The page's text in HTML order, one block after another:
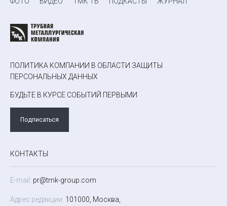
ПОЛИТИКА КОМПАНИИ В ОБЛАСТИ ЗАЩИТЫ
ПЕРСОНАЛЬНЫХ ДАННЫХ
БУДЬТЕ В КУРСЕ СОБЫТИЙ ПЕРВЫМИ
Подписаться
КОНТАКТЫ
E-mail: pr@tmk-group.com
Адрес редакции: 101000, Москва,